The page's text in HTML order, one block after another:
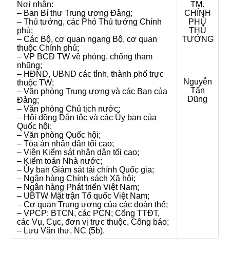
Nơi nhận:
– Ban Bí thư Trung ương Đảng;
– Thủ tướng, các Phó Thủ tướng Chính
phủ;
– Các Bộ, cơ quan ngang Bộ, cơ quan
thuộc Chính phủ;
– VP BCĐ TW về phòng, chống tham
nhũng;
– HĐND, UBND các tỉnh, thành phố trực
thuộc TW;
– Văn phòng Trung ương và các Ban của
Đảng;
– Văn phòng Chủ tịch nước;
– Hội đồng Dân tộc và các Ủy ban của
Quốc hội;
– Văn phòng Quốc hội;
– Tòa án nhân dân tối cao;
– Viện Kiểm sát nhân dân tối cao;
– Kiểm toán Nhà nước;
– Ủy ban Giám sát tài chính Quốc gia;
– Ngân hàng Chính sách Xã hội;
– Ngân hàng Phát triển Việt Nam;
– UBTW Mặt trận Tổ quốc Việt Nam;
– Cơ quan Trung ương của các đoàn thể;
– VPCP: BTCN, các PCN; Cổng TTĐT,
các Vụ, Cục, đơn vị trực thuộc, Công báo;
– Lưu Văn thư, NC (5b).
TM.
CHÍNH
PHỦ
THỦ
TƯỚNG
Nguyễn
Tấn
Dũng